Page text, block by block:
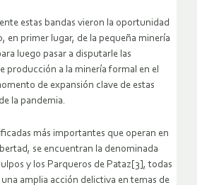
estas bandas vieron la oportunidad
en primer lugar, de la pequeña minería
luego pasar a disputarle las
producción a la minería formal en el
de expansión clave de estas
la pandemia.
más importantes que operan en
se encuentran la denominada
y los Parqueros de Pataz[3], todas
amplia acción delictiva en temas de